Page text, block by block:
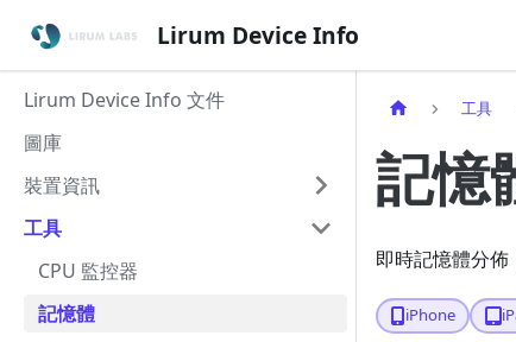
Lirum Device Info
Lirum Device Info 文件
圖庫
裝置資訊
工具
CPU 監控器
記憶體
工具
記憶
即時記憶體分佈
iPhone